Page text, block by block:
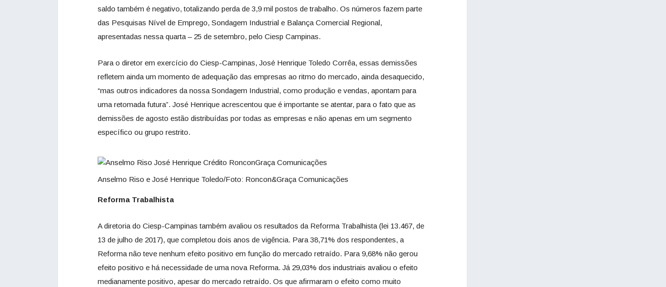
saldo também é negativo, totalizando perda de 3,9 mil postos de trabalho. Os números fazem parte
das Pesquisas Nível de Emprego, Sondagem Industrial e Balança Comercial Regional,
apresentadas nessa quarta – 25 de setembro, pelo Ciesp Campinas.
Para o diretor em exercício do Ciesp-Campinas, José Henrique Toledo Corrêa, essas demissões
refletem ainda um momento de adequação das empresas ao ritmo do mercado, ainda desaquecido,
“mas outros indicadores da nossa Sondagem Industrial, como produção e vendas, apontam para
uma retomada futura”. José Henrique acrescentou que é importante se atentar, para o fato que as
demissões de agosto estão distribuídas por todas as empresas e não apenas em um segmento
específico ou grupo restrito.
Anselmo Riso e José Henrique Toledo/Foto: Roncon&Graça Comunicações
Reforma Trabalhista
A diretoria do Ciesp-Campinas também avaliou os resultados da Reforma Trabalhista (lei 13.467, de
13 de julho de 2017), que completou dois anos de vigência. Para 38,71% dos respondentes, a
Reforma não teve nenhum efeito positivo em função do mercado retraído. Para 9,68% não gerou
efeito positivo e há necessidade de uma nova Reforma. Já 29,03% dos industriais avaliou o efeito
medianamente positivo, apesar do mercado retraído. Os que afirmaram o efeito como muito